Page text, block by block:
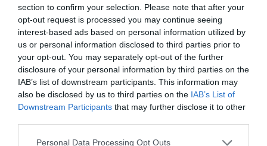
section to confirm your selection. Please note that after your
opt-out request is processed you may continue seeing
interest-based ads based on personal information utilized by
us or personal information disclosed to third parties prior to
your opt-out. You may separately opt-out of the further
disclosure of your personal information by third parties on the
IAB’s list of downstream participants. This information may
also be disclosed by us to third parties on the IAB’s List of
Downstream Participants that may further disclose it to other
Personal Data Processing Opt Outs